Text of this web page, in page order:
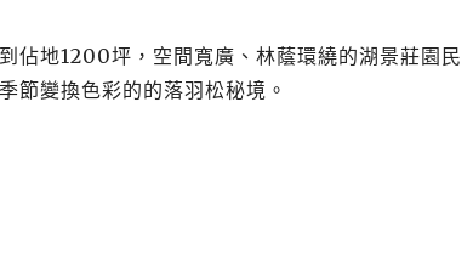
佔地1200坪，空間寬廣、林蔭環繞的湖景莊園民
節變換色彩的的落羽松秘境。